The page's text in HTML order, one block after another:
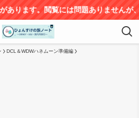
閲覧には問題ありませんが、ご不便
DCL＆WDWハネムーン準備編